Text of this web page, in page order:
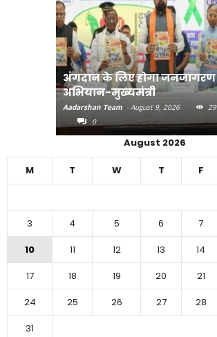
अंगदान के लिए होगा जनजागरण
अभियान-मुख्यमंत्री
Aadarshan Team - August 9, 2026
29
0
August 2026
M T W T F
3
4 5 6 7
10
11 12 13 14
17
18 19 20 21
24
25 26 27 28
31